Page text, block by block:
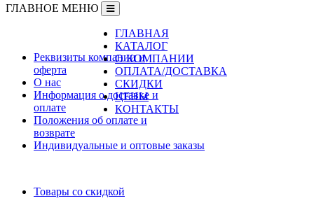
ГЛАВНОЕ МЕНЮ
ГЛАВНАЯ
КАТАЛОГ
О КОМПАНИИ
ОПЛАТА/ДОСТАВКА
СКИДКИ
ЦЕНЫ
КОНТАКТЫ
Реквизиты компании и
оферта
О нас
Информация о доставке и
оплате
Положения об оплате и
возврате
Индивидуальные и оптовые заказы
Товары со скидкой